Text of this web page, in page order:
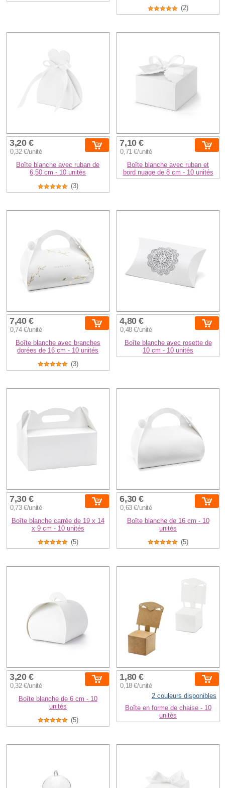
(2)
3,20 €
0,32 €/unité
Boîte blanche avec ruban de
6,50 cm - 10 unités
(3)
7,10 €
0,71 €/unité
Boîte blanche avec ruban et
bord nuage de 8 cm - 10 unités
7,40 €
0,74 €/unité
Boîte blanche avec branches
dorées de 16 cm - 10 unités
(3)
4,80 €
0,48 €/unité
Boîte blanche avec rosette de
10 cm - 10 unités
7,30 €
0,73 €/unité
Boîte blanche carrée de 19 x 14
x 9 cm - 10 unités
(5)
6,30 €
0,63 €/unité
Boîte blanche de 16 cm - 10
unités
(5)
3,20 €
0,32 €/unité
Boîte blanche de 6 cm - 10
unités
(5)
1,80 €
0,18 €/unité
2 couleurs disponibles
Boîte en forme de chaise - 10
unités